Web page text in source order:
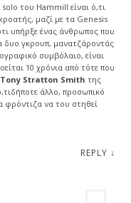
του Hammill είναι ό,τι
μαζί με τα Genesis
υπήρξε ένας άνθρωπος που
δυο γκρουπ, μανατζάροντάς
συμβόλαιο, είναι
10 χρόνια από τότε που
Tony Stratton Smith της
άλλο, προσωπικό
φρόντιζα να του στηθεί
REPLY ↓